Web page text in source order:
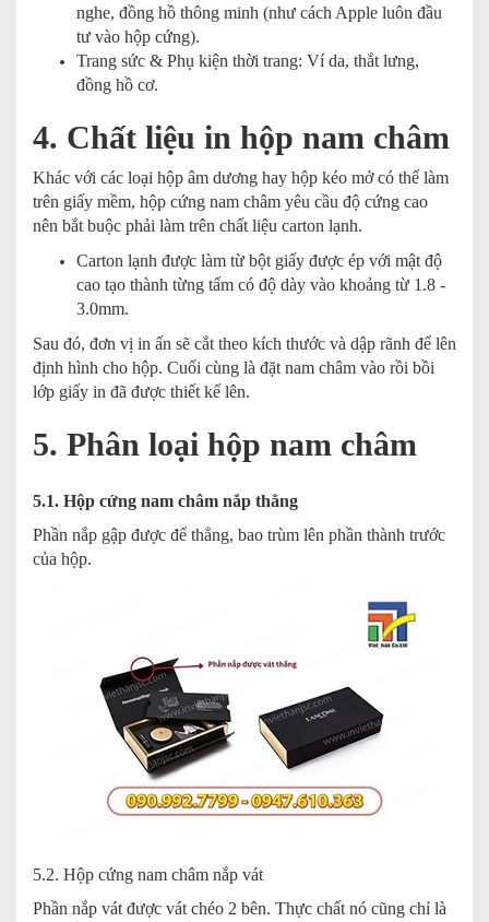
nghe, đồng hồ thông minh (như cách Apple luôn đầu
tư vào hộp cứng).
Trang sức & Phụ kiện thời trang: Ví da, thắt lưng,
đồng hồ cơ.
4. Chất liệu in hộp nam châm
Khác với các loại hộp âm dương hay hộp kéo mở có thể làm
trên giấy mềm, hộp cứng nam châm yêu cầu độ cứng cao
nên bắt buộc phải làm trên chất liệu carton lạnh.
Carton lạnh được làm từ bột giấy được ép với mật độ
cao tạo thành từng tấm có độ dày vào khoảng từ 1.8 -
3.0mm.
Sau đó, đơn vị in ấn sẽ cắt theo kích thước và dập rãnh để lên
định hình cho hộp. Cuối cùng là đặt nam châm vào rồi bồi
lớp giấy in đã được thiết kế lên.
5. Phân loại hộp nam châm
5.1. Hộp cứng nam châm nắp thẳng
Phần nắp gập được để thẳng, bao trùm lên phần thành trước
của hộp.
5.2. Hộp cứng nam châm nắp vát
Phần nắp vát được vát chéo 2 bên. Thực chất nó cũng chỉ là